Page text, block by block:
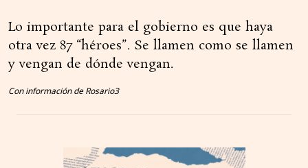
Lo importante para el gobierno es que haya
otra vez 87 “héroes”. Se llamen como se llamen
y vengan de dónde vengan.
Con información de Rosario3